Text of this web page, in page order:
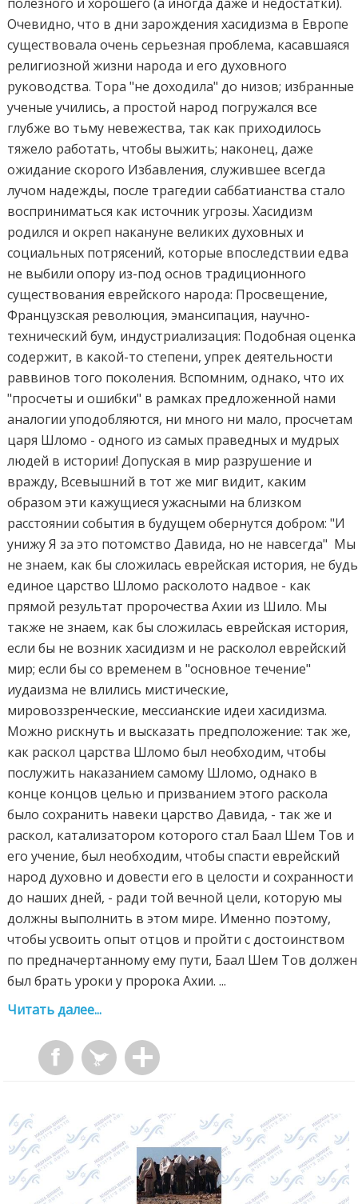
Очевидно, что в дни зарождения хасидизма в Европе
существовала очень серьезная проблема, касавшаяся
религиозной жизни народа и его духовного
руководства. Тора "не доходила" до низов; избранные
ученые учились, а простой народ погружался все
глубже во тьму невежества, так как приходилось
тяжело работать, чтобы выжить; наконец, даже
ожидание скорого Избавления, служившее всегда
лучом надежды, после трагедии саббатианства стало
восприниматься как источник угрозы. Хасидизм
родился и окреп накануне великих духовных и
социальных потрясений, которые впоследствии едва
не выбили опору из-под основ традиционного
существования еврейского народа: Просвещение,
Французская революция, эмансипация, научно-
технический бум, индустриализация: Подобная оценка
содержит, в какой-то степени, упрек деятельности
раввинов того поколения. Вспомним, однако, что их
"просчеты и ошибки" в рамках предложенной нами
аналогии уподобляются, ни много ни мало, просчетам
царя Шломо - одного из самых праведных и мудрых
людей в истории! Допуская в мир разрушение и
вражду, Всевышний в тот же миг видит, каким
образом эти кажущиеся ужасными на близком
расстоянии события в будущем обернутся добром: "И
унижу Я за это потомство Давида, но не навсегда" Мы
не знаем, как бы сложилась еврейская история, не будь
единое царство Шломо расколото надвое - как
прямой результат пророчества Ахии из Шило. Мы
также не знаем, как бы сложилась еврейская история,
если бы не возник хасидизм и не расколол еврейский
мир; если бы со временем в "основное течение"
иудаизма не влились мистические,
мировоззренческие, мессианские идеи хасидизма.
Можно рискнуть и высказать предположение: так же,
как раскол царства Шломо был необходим, чтобы
послужить наказанием самому Шломо, однако в
конце концов целью и призванием этого раскола
было сохранить навеки царство Давида, - так же и
раскол, катализатором которого стал Баал Шем Тов и
его учение, был необходим, чтобы спасти еврейский
народ духовно и довести его в целости и сохранности
до наших дней, - ради той вечной цели, которую мы
должны выполнить в этом мире. Именно поэтому,
чтобы усвоить опыт отцов и пройти с достоинством
по предначертанному ему пути, Баал Шем Тов должен
был брать уроки у пророка Ахии. ...
Читать далее...